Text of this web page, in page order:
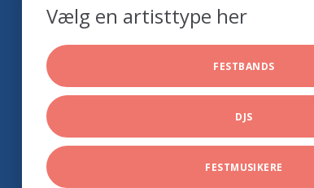
Vælg en artisttype her
FESTBANDS
DJS
FESTMUSIKERE